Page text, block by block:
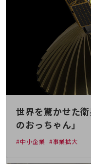
その他のお悩みはこちら
業界から見つける
業界から見つけるTOP
小売・卸売業
建設業
地域産業
その他の業界はこちら
世界を驚かせた
のおっちゃん」
#中小企業 #事業拡大